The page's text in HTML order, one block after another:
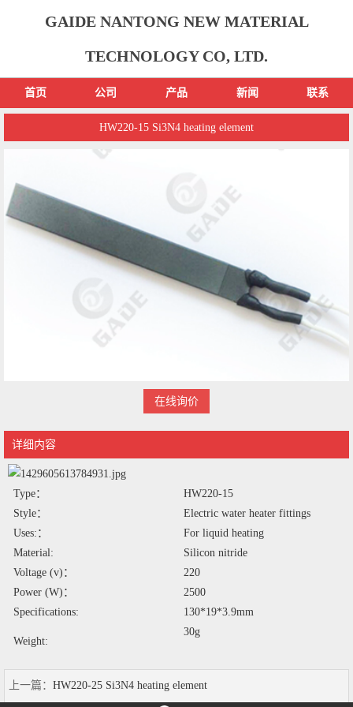
GAIDE NANTONG NEW MATERIAL
TECHNOLOGY CO, LTD.
首页 公司 产品 新闻 联系
HW220-15 Si3N4 heating element
在线询价
详细内容
Type：
HW220-15
Style：
Electric water heater fittings
Uses:：
For liquid heating
Material:
Silicon nitride
Voltage (v) ：
220
Power (W) ：
2500
Specifications:
130*19*3.9mm
Weight:
30g
上一篇： HW220-25 Si3N4 heating element